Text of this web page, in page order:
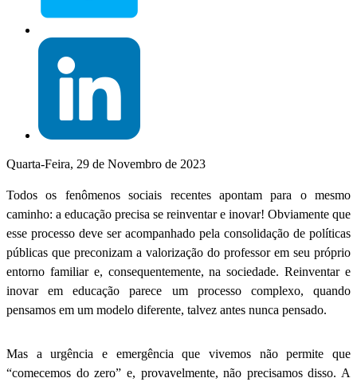
Quarta-Feira, 29 de Novembro de 2023
Todos os fenômenos sociais recentes apontam para o mesmo
caminho: a educação precisa se reinventar e inovar! Obviamente que
esse processo deve ser acompanhado pela consolidação de políticas
públicas que preconizam a valorização do professor em seu próprio
entorno familiar e, consequentemente, na sociedade. Reinventar e
inovar em educação parece um processo complexo, quando
pensamos em um modelo diferente, talvez antes nunca pensado.
Mas a urgência e emergência que vivemos não permite que
“comecemos do zero” e, provavelmente, não precisamos disso. A